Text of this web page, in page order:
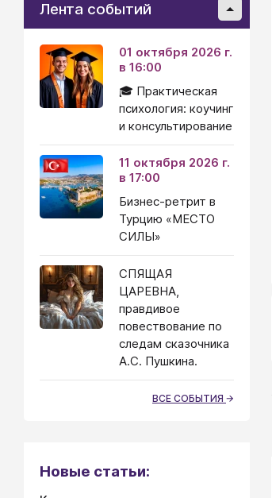
Лента событий
01 октября 2026 г.
в 16:00
🎓 Практическая
психология: коучинг
и консультирование
11 октября 2026 г.
в 17:00
Бизнес-ретрит в
Турцию «МЕСТО
СИЛЫ»
СПЯЩАЯ
ЦАРЕВНА,
правдивое
повествование по
следам сказочника
А.С. Пушкина.
ВСЕ СОБЫТИЯ
Новые статьи: